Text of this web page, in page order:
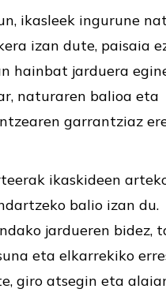
ikasleek ingurune
izan dute, paisaia
hainbat jarduera
naturaren balioa eta
garrantziaz
ikaskideen
balio izan du.
jardueren bidez,
eta elkarrekiko
giro atsegin eta